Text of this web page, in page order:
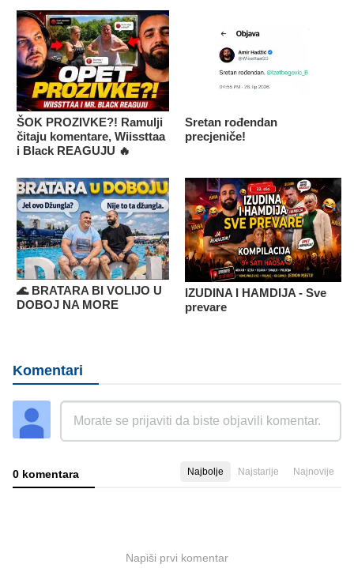
ŠOK PROZIVKE?! Ramulji
čitaju komentare, Wiissttaa
i Black REAGUJU 🔥
Sretan rođendan
precjeniče!
🌊 BRATARA BI VOLIJO U
DOBOJ NA MORE
IZUDINA I HAMDIJA - Sve
prevare
Komentari
0 komentara Najbolje Najstarije Najnovije
Napiši prvi komentar